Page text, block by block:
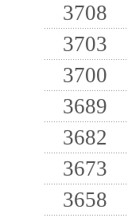
3708
3703
3700
3689
3682
3673
3658